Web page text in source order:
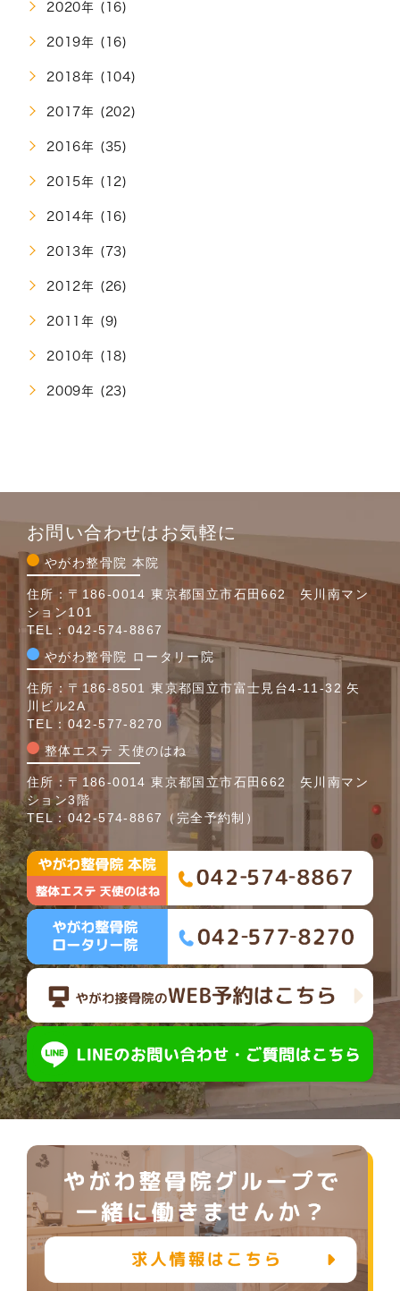
2020年 (16)
2019年 (16)
2018年 (104)
2017年 (202)
2016年 (35)
2015年 (12)
2014年 (16)
2013年 (73)
2012年 (26)
2011年 (9)
2010年 (18)
2009年 (23)
お問い合わせはお気軽に
やがわ整骨院 本院
住所：〒186-0014 東京都国立市石田662 矢川南マン
ション101
TEL： 042-574-8867
やがわ整骨院 ロータリー院
住所：〒186-8501 東京都国立市富士見台4-11-32 矢
川ビル2A
TEL： 042-577-8270
整体エステ 天使のはね
住所：〒186-0014 東京都国立市石田662 矢川南マン
ション3階
TEL： 042-574-8867 （完全予約制）